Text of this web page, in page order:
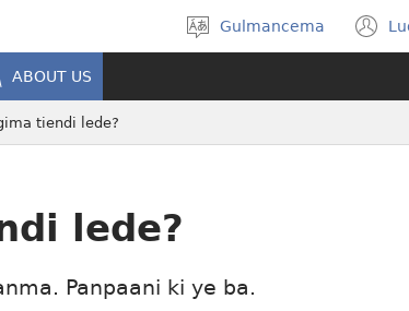
Sélectionner
la
Gulmancema
ABOUT US
tiendi lede?
lede?
Panpaani ki ye ba.